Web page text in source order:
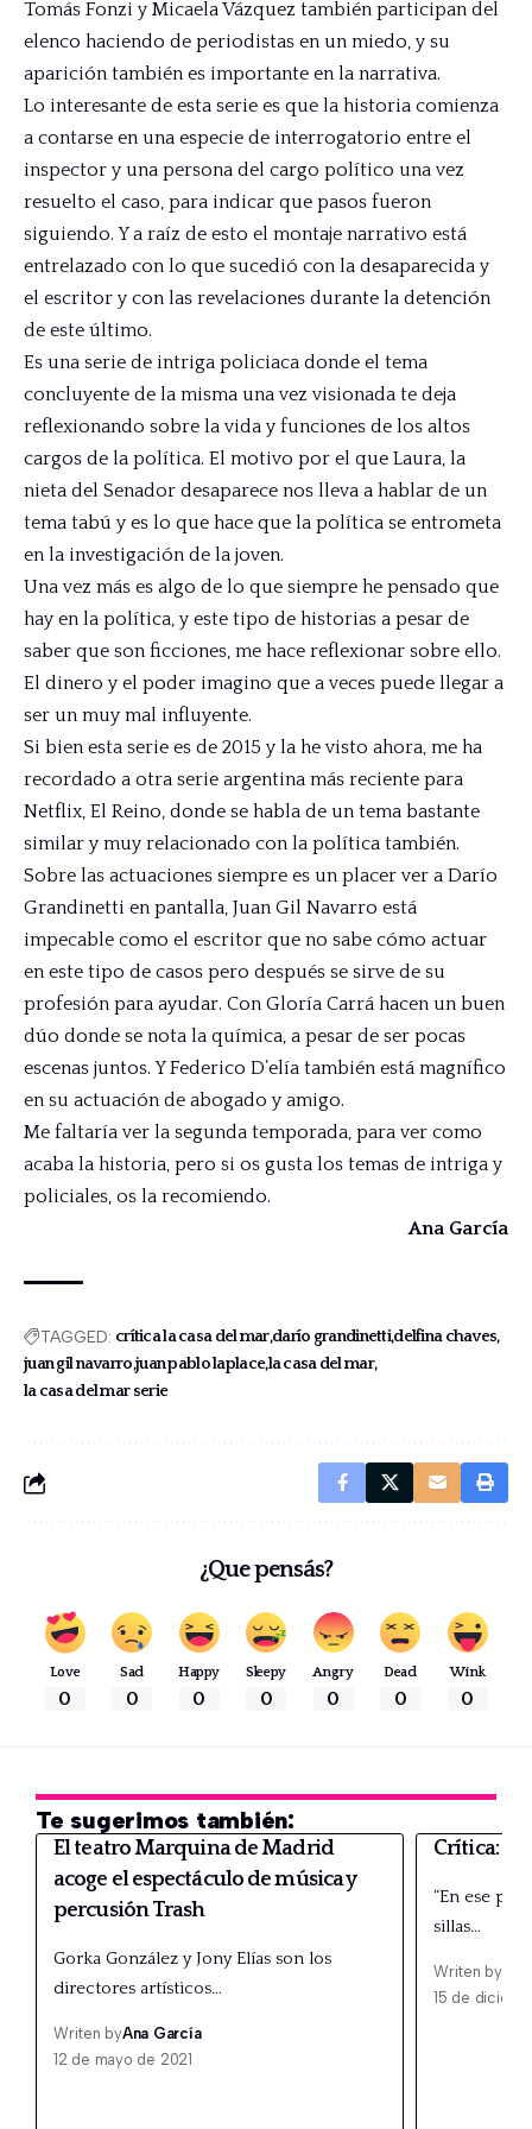
Tomás Fonzi y Micaela Vázquez también participan del
elenco haciendo de periodistas en un miedo, y su
aparición también es importante en la narrativa.
Lo interesante de esta serie es que la historia comienza
a contarse en una especie de interrogatorio entre el
inspector y una persona del cargo político una vez
resuelto el caso, para indicar que pasos fueron
siguiendo. Y a raíz de esto el montaje narrativo está
entrelazado con lo que sucedió con la desaparecida y
el escritor y con las revelaciones durante la detención
de este último.
Es una serie de intriga policiaca donde el tema
concluyente de la misma una vez visionada te deja
reflexionando sobre la vida y funciones de los altos
cargos de la política. El motivo por el que Laura, la
nieta del Senador desaparece nos lleva a hablar de un
tema tabú y es lo que hace que la política se entrometa
en la investigación de la joven.
Una vez más es algo de lo que siempre he pensado que
hay en la política, y este tipo de historias a pesar de
saber que son ficciones, me hace reflexionar sobre ello.
El dinero y el poder imagino que a veces puede llegar a
ser un muy mal influyente.
Si bien esta serie es de 2015 y la he visto ahora, me ha
recordado a otra serie argentina más reciente para
Netflix, El Reino, donde se habla de un tema bastante
similar y muy relacionado con la política también.
Sobre las actuaciones siempre es un placer ver a Darío
Grandinetti en pantalla, Juan Gil Navarro está
impecable como el escritor que no sabe cómo actuar
en este tipo de casos pero después se sirve de su
profesión para ayudar. Con Gloría Carrá hacen un buen
dúo donde se nota la química, a pesar de ser pocas
escenas juntos. Y Federico D’elía también está magnífico
en su actuación de abogado y amigo.
Me faltaría ver la segunda temporada, para ver como
acaba la historia, pero si os gusta los temas de intriga y
policiales, os la recomiendo.
Ana García
TAGGED: crítica la casa del mardarío grandinettidelfina chaves
juan gil navarrojuan pablo laplacela casa del mar
la casa del mar serie
¿Que pensás?
Love
0
Sad
0
Happy
0
Sleepy
0
Angry
0
Dead
0
Wink
0
Te sugerimos también:
El teatro Marquina de Madrid
acoge el espectáculo de música y
percusión Trash
Gorka González y Jony Elías son los
directores artísticos…
Writen byAna García
12 de mayo de 2021
Crítica:
“En ese
sillas…
Writen by
15 de